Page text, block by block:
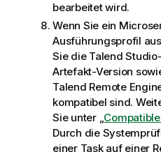
bearbeitet wird.
Wenn Sie ein
Ausführungsprofil
Sie die Talend Studio
Artefakt-Version
Talend Remote
kompatibel sind.
Sie unter „
Durch die
einer Task auf einer